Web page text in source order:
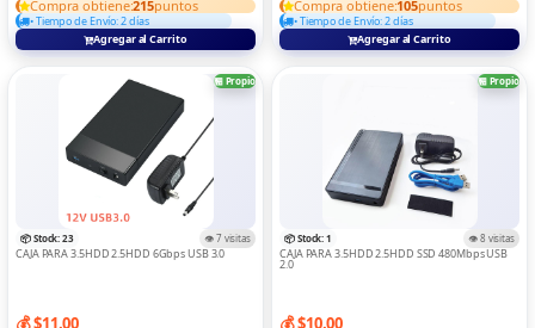
CONTROS
ELECTRODOMESTICOS
GAME
Compra obtiene:215puntos
• Tiempo de Envío: 2 días
Agregar al Carrito
Compra obtiene:105puntos
• Tiempo de Envío: 2 días
Agregar al Carrito
🏪 Propio
📦 Stock: 23 👁️ 7 visitas
CAJA PARA 3.5HDD 2.5HDD 6Gbps USB 3.0
💰 $11.00
🏪 Propio
📦 Stock: 1 👁️ 8 visitas
CAJA PARA 3.5HDD 2.5HDD SSD 480Mbps USB
2.0
💰 $10.00